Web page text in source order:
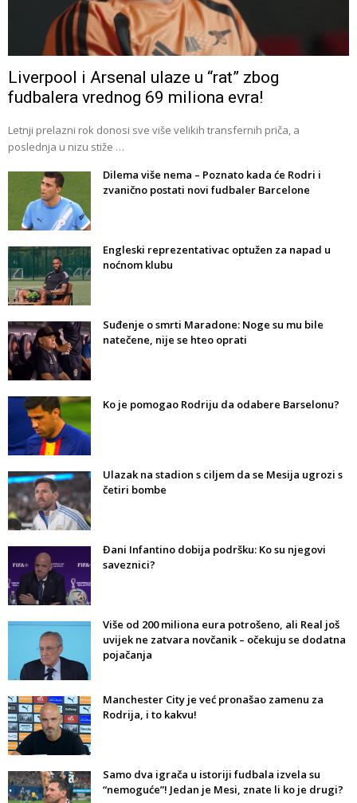
Liverpool i Arsenal ulaze u “rat” zbog
fudbalera vrednog 69 miliona evra!
Letnji prelazni rok donosi sve više velikih transfernih priča, a
poslednja u nizu stiže …
Dilema više nema – Poznato kada će Rodri i
zvanično postati novi fudbaler Barcelone
Engleski reprezentativac optužen za napad u
noćnom klubu
Suđenje o smrti Maradone: Noge su mu bile
natečene, nije se hteo oprati
Ko je pomogao Rodriju da odabere Barselonu?
Ulazak na stadion s ciljem da se Mesija ugrozi s
četiri bombe
Đani Infantino dobija podršku: Ko su njegovi
saveznici?
Više od 200 miliona eura potrošeno, ali Real još
uvijek ne zatvara novčanik – očekuju se dodatna
pojačanja
Manchester City je već pronašao zamenu za
Rodrija, i to kakvu!
Samo dva igrača u istoriji fudbala izvela su
“nemoguće”! Jedan je Mesi, znate li ko je drugi?